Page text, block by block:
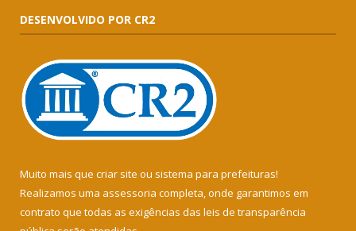
DESENVOLVIDO POR CR2
Muito mais que criar site ou sistema para prefeituras!
Realizamos uma assessoria completa, onde garantimos em
contrato que todas as exigências das leis de transparência